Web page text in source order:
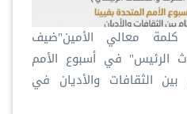
معالي الأمين"ضيف
الرئيس" في أسبوع الأمم
بين الثقافات والأديان في